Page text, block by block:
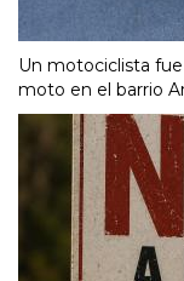
Un motociclista
moto en el barrio